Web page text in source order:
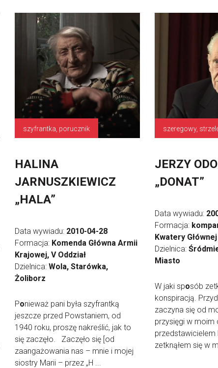
szyfrantka, porucznik
HALINA
JARNUSZKIEWICZ
„HALA”
Data wywiadu: 2010-04-28
Formacja: Komenda Główna Armii
Krajowej, V Oddział
Dzielnica: Wola, Starówka,
Żoliborz
Ponieważ pani była szyfrantką
jeszcze przed Powstaniem, od
1940 roku, proszę nakreślić, jak to
się zaczęło. Zaczęło się [od
zaangażowania nas – mnie i mojej
siostry Marii – przez „H ...
szeregowy,
JERZY
„DONAT”
Data wywiadu:
Formacja:
Kwatery
Dzielnica:
Miasto
W jaki sposób
konspiracją.
zaczyna się od
przysięgi w moim
przedstawicielem
zetknąłem się w